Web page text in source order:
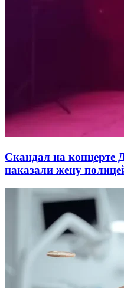
Скандал на концерте
наказали жену